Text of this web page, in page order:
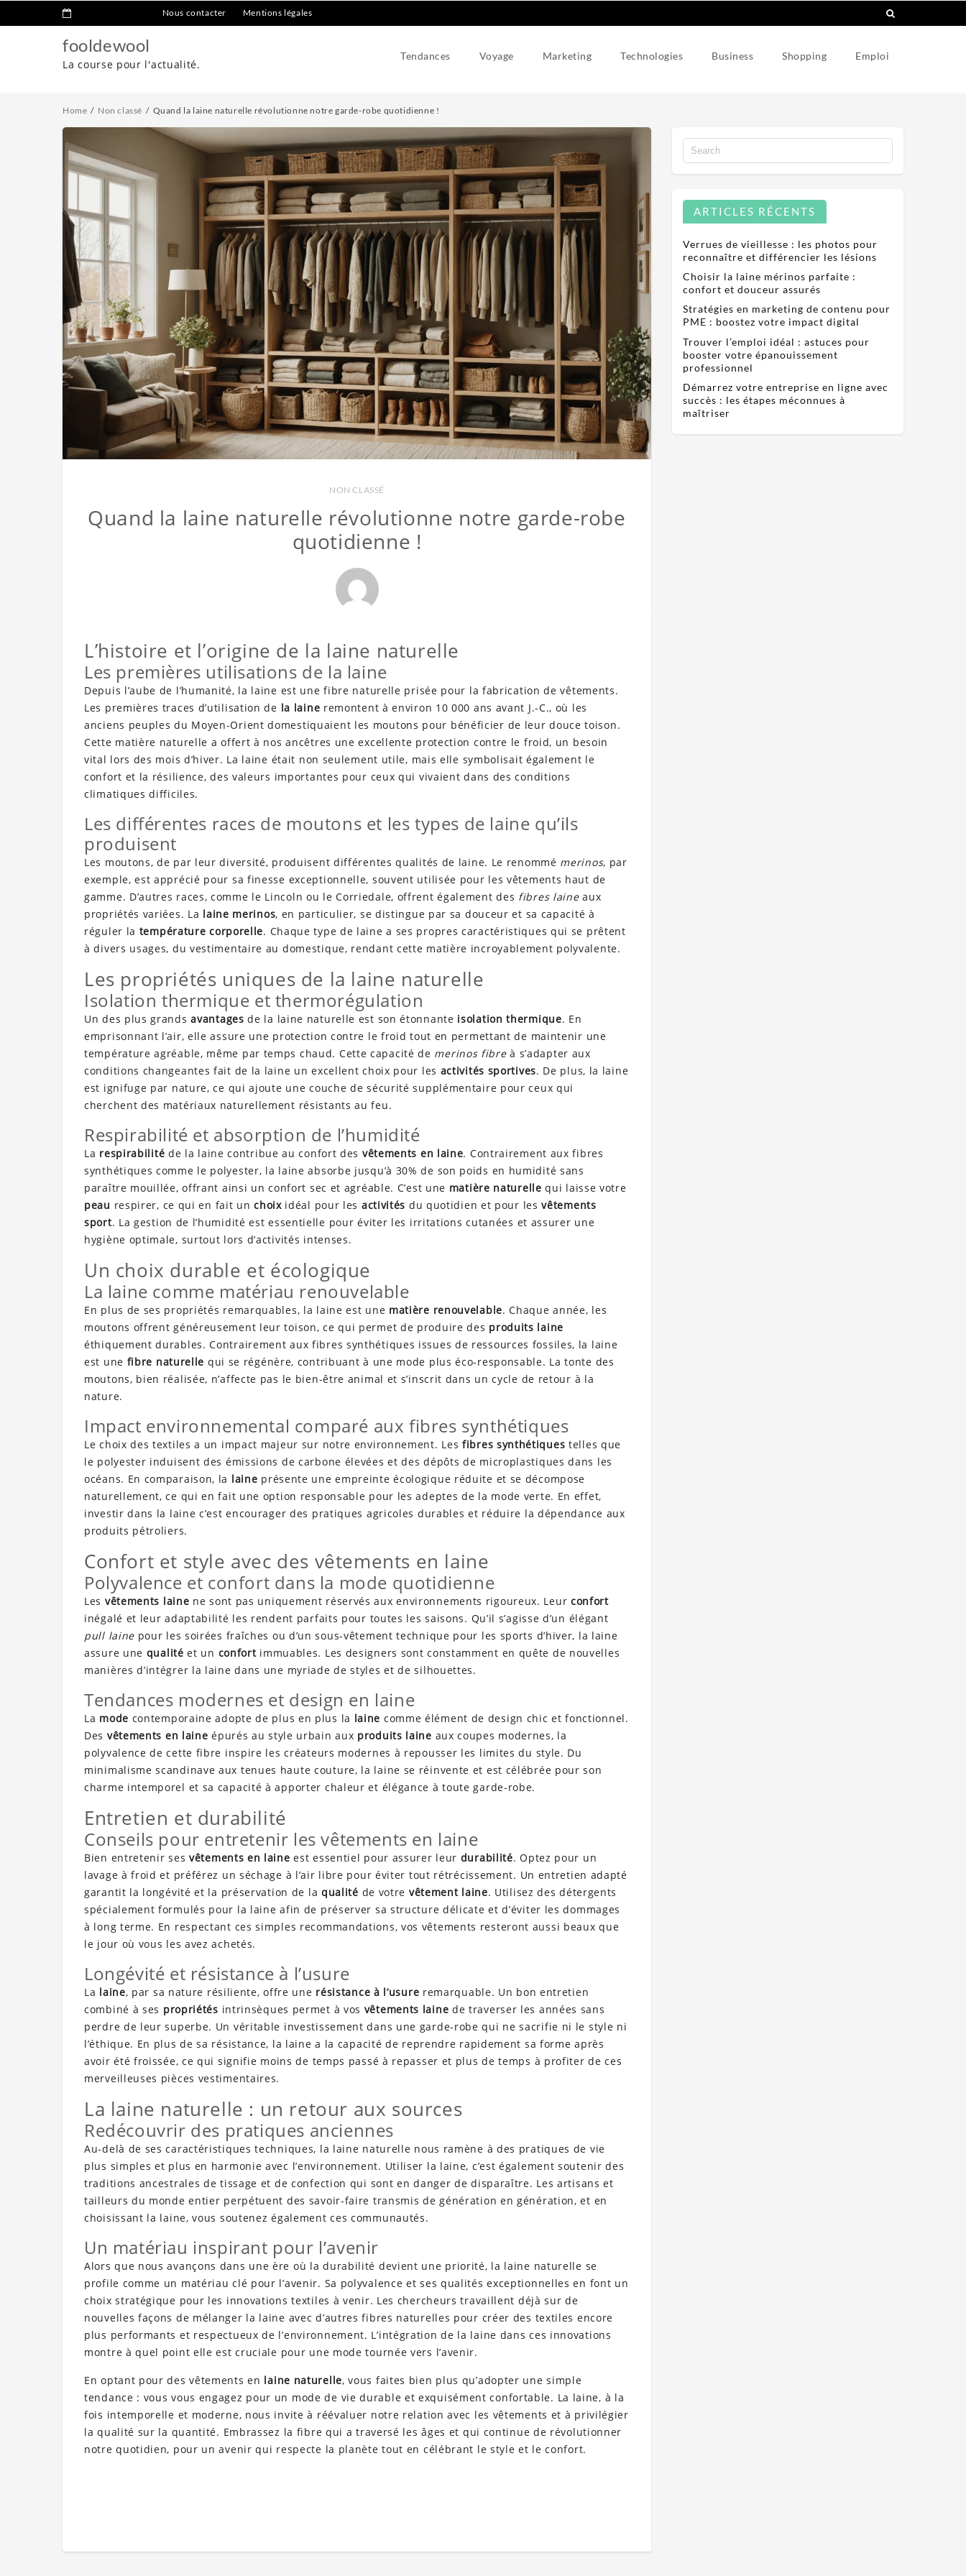
Nous contacter Mentions légales
fooldewool
La course pour l'actualité.
Tendances Voyage Marketing Technologies Business Shopping Emploi
Home Non classé Quand la laine naturelle révolutionne notre garde-robe quotidienne !
NON CLASSÉ
Quand la laine naturelle révolutionne notre garde-robe
quotidienne !
L’histoire et l’origine de la laine naturelle
Les premières utilisations de la laine
Depuis l’aube de l’humanité, la laine est une fibre naturelle prisée pour la fabrication de vêtements.
Les premières traces d’utilisation de la laine remontent à environ 10 000 ans avant J.-C., où les
anciens peuples du Moyen-Orient domestiquaient les moutons pour bénéficier de leur douce toison.
Cette matière naturelle a offert à nos ancêtres une excellente protection contre le froid, un besoin
vital lors des mois d’hiver. La laine était non seulement utile, mais elle symbolisait également le
confort et la résilience, des valeurs importantes pour ceux qui vivaient dans des conditions
climatiques difficiles.
Les différentes races de moutons et les types de laine qu’ils
produisent
Les moutons, de par leur diversité, produisent différentes qualités de laine. Le renommé merinos, par
exemple, est apprécié pour sa finesse exceptionnelle, souvent utilisée pour les vêtements haut de
gamme. D’autres races, comme le Lincoln ou le Corriedale, offrent également des fibres laineaux
propriétés variées. La laine merinos, en particulier, se distingue par sa douceur et sa capacité à
réguler la température corporelle. Chaque type de laine a ses propres caractéristiques qui se prêtent
à divers usages, du vestimentaire au domestique, rendant cette matière incroyablement polyvalente.
Les propriétés uniques de la laine naturelle
Isolation thermique et thermorégulation
Un des plus grandsavantages de la laine naturelle est son étonnante isolation thermique. En
emprisonnant l’air, elle assure une protection contre le froid tout en permettant de maintenir une
température agréable, même par temps chaud. Cette capacité de merinos fibreà s’adapter aux
conditions changeantes fait de la laine un excellent choix pour les activités sportives. De plus, la laine
est ignifuge par nature, ce qui ajoute une couche de sécurité supplémentaire pour ceux qui
cherchent des matériaux naturellement résistants au feu.
Respirabilité et absorption de l’humidité
La respirabilité de la laine contribue au confort des vêtements en laine. Contrairement aux fibres
synthétiques comme le polyester, la laine absorbe jusqu’à 30% de son poids en humidité sans
paraître mouillée, offrant ainsi un confort sec et agréable. C’est une matière naturelle qui laisse votre
peau respirer, ce qui en fait unchoixidéal pour les activités du quotidien et pour lesvêtements
sport. La gestion de l’humidité est essentielle pour éviter les irritations cutanées et assurer une
hygiène optimale, surtout lors d’activités intenses.
Un choix durable et écologique
La laine comme matériau renouvelable
En plus de ses propriétés remarquables, la laine est une matière renouvelable. Chaque année, les
moutons offrent généreusement leur toison, ce qui permet de produire des produits laine
éthiquement durables. Contrairement aux fibres synthétiques issues de ressources fossiles, la laine
est une fibre naturelle qui se régénère, contribuant à une mode plus éco-responsable. La tonte des
moutons, bien réalisée, n’affecte pas le bien-être animal et s’inscrit dans un cycle de retour à la
nature.
Impact environnemental comparé aux fibres synthétiques
Le choix des textiles a un impact majeur sur notre environnement. Les fibres synthétiques telles que
le polyester induisent des émissions de carbone élevées et des dépôts de microplastiques dans les
océans. En comparaison, la laine présente une empreinte écologique réduite et se décompose
naturellement, ce qui en fait une option responsable pour les adeptes de la mode verte. En effet,
investir dans la laine c’est encourager des pratiques agricoles durables et réduire la dépendance aux
produits pétroliers.
Confort et style avec des vêtements en laine
Polyvalence et confort dans la mode quotidienne
Les vêtements laine ne sont pas uniquement réservés aux environnements rigoureux. Leur confort
inégalé et leur adaptabilité les rendent parfaits pour toutes les saisons. Qu’il s’agisse d’un élégant
pull laine pour les soirées fraîches ou d’un sous-vêtement technique pour les sports d’hiver, la laine
assure une qualité et un confortimmuables. Les designers sont constamment en quête de nouvelles
manières d’intégrer la laine dans une myriade de styles et de silhouettes.
Tendances modernes et design en laine
La mode contemporaine adopte de plus en plus la laine comme élément de design chic et fonctionnel.
Des vêtements en laine épurés au style urbain aux produits laine aux coupes modernes, la
polyvalence de cette fibre inspire les créateurs modernes à repousser les limites du style. Du
minimalisme scandinave aux tenues haute couture, la laine se réinvente et est célébrée pour son
charme intemporel et sa capacité à apporter chaleur et élégance à toute garde-robe.
Entretien et durabilité
Conseils pour entretenir les vêtements en laine
Bien entretenir ses vêtements en laine est essentiel pour assurer leur durabilité. Optez pour un
lavage à froid et préférez un séchage à l’air libre pour éviter tout rétrécissement. Un entretien adapté
garantit la longévité et la préservation de la qualité de votre vêtement laine. Utilisez des détergents
spécialement formulés pour la laine afin de préserver sa structure délicate et d’éviter les dommages
à long terme. En respectant ces simples recommandations, vos vêtements resteront aussi beaux que
le jour où vous les avez achetés.
Longévité et résistance à l’usure
La laine, par sa nature résiliente, offre une résistance à l’usure remarquable. Un bon entretien
combiné à ses propriétés intrinsèques permet à vos vêtements laine de traverser les années sans
perdre de leur superbe. Un véritable investissement dans une garde-robe qui ne sacrifie ni le style ni
l’éthique. En plus de sa résistance, la laine a la capacité de reprendre rapidement sa forme après
avoir été froissée, ce qui signifie moins de temps passé à repasser et plus de temps à profiter de ces
merveilleuses pièces vestimentaires.
La laine naturelle : un retour aux sources
Redécouvrir des pratiques anciennes
Au-delà de ses caractéristiques techniques, la laine naturelle nous ramène à des pratiques de vie
plus simples et plus en harmonie avec l’environnement. Utiliser la laine, c’est également soutenir des
traditions ancestrales de tissage et de confection qui sont en danger de disparaître. Les artisans et
tailleurs du monde entier perpétuent des savoir-faire transmis de génération en génération, et en
choisissant la laine, vous soutenez également ces communautés.
Un matériau inspirant pour l’avenir
Alors que nous avançons dans une ère où la durabilité devient une priorité, la laine naturelle se
profile comme un matériau clé pour l’avenir. Sa polyvalence et ses qualités exceptionnelles en font un
choix stratégique pour les innovations textiles à venir. Les chercheurs travaillent déjà sur de
nouvelles façons de mélanger la laine avec d’autres fibres naturelles pour créer des textiles encore
plus performants et respectueux de l’environnement. L’intégration de la laine dans ces innovations
montre à quel point elle est cruciale pour une mode tournée vers l’avenir.
En optant pour des vêtements en laine naturelle, vous faites bien plus qu’adopter une simple
tendance : vous vous engagez pour un mode de vie durable et exquisément confortable. La laine, à la
fois intemporelle et moderne, nous invite à réévaluer notre relation avec les vêtements et à privilégier
la qualité sur la quantité. Embrassez la fibre qui a traversé les âges et qui continue de révolutionner
notre quotidien, pour un avenir qui respecte la planète tout en célébrant le style et le confort.
ARTICLES RÉCENTS
Verrues de vieillesse : les photos pour
reconnaître et différencier les lésions
Choisir la laine mérinos parfaite :
confort et douceur assurés
Stratégies en marketing de contenu pour
PME : boostez votre impact digital
Trouver l’emploi idéal : astuces pour
booster votre épanouissement
professionnel
Démarrez votre entreprise en ligne avec
succès : les étapes méconnues à
maîtriser